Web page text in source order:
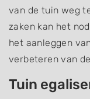
van de tuin weg
zaken kan het
het aanleggen
verbeteren van
Tuin